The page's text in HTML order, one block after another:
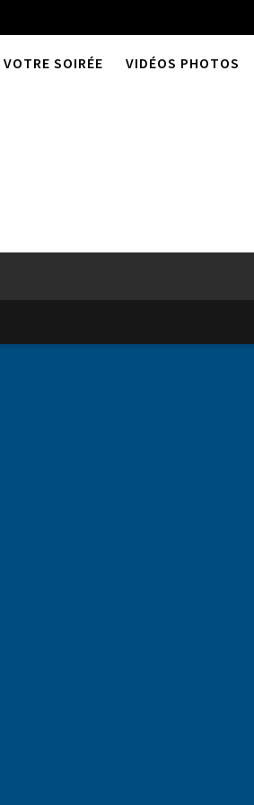
VOTRE SOIRÉE VIDÉOS PHOTOS